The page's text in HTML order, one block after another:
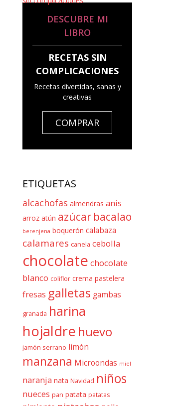
DESCUBRE MI
LIBRO
RECETAS SIN
COMPLICACIONES
Recetas divertidas, sanas y
creativas
COMPRAR
ETIQUETAS
alcachofas almendras anis
arroz atún azúcar bacalao
berenjena boquerón calabaza
calamares canela cebolla
chocolate chocolate
blanco coliflor crema pastelera
fresas galletas gambas
granada harina
hojaldre huevo
jamón serrano limón
manzana Microondas miel
naranja nata Navidad niños
nueces pan patata patatas